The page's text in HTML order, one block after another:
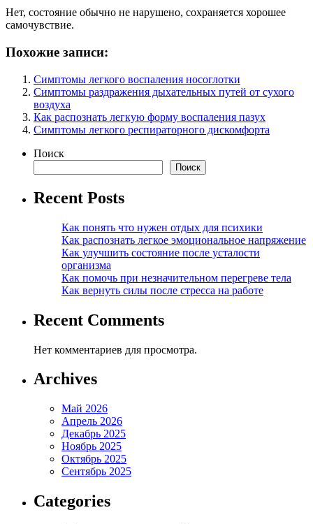
Нет, состояние обычно не нарушено, сохраняется хорошее
самочувствие.
Похожие записи:
Симптомы легкого воспаления носоглотки
Симптомы раздражения дыхательных путей от сухого
воздуха
Как распознать легкую форму воспаления пазух
Симптомы легкого респираторного дискомфорта
Поиск
Поиск
Recent Posts
Как понять что нужен отдых для психики
Как распознать легкое эмоциональное напряжение
Как улучшить состояние после усталости
организма
Как помочь при незначительном перегреве тела
Как вернуть силы после стресса на работе
Recent Comments
Нет комментариев для просмотра.
Archives
Май 2026
Апрель 2026
Декабрь 2025
Ноябрь 2025
Октябрь 2025
Сентябрь 2025
Categories